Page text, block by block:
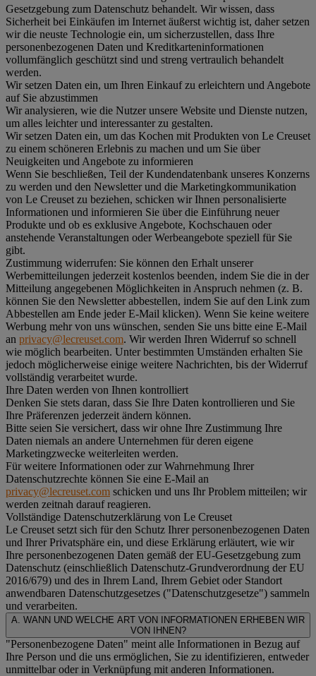
Gesetzgebung zum Datenschutz behandelt. Wir wissen, dass
Sicherheit bei Einkäufen im Internet äußerst wichtig ist, daher setzen
wir die neuste Technologie ein, um sicherzustellen, dass Ihre
personenbezogenen Daten und Kreditkarteninformationen
vollumfänglich geschützt sind und streng vertraulich behandelt
werden.
Wir setzen Daten ein, um Ihren Einkauf zu erleichtern und Angebote
auf Sie abzustimmen
Wir analysieren, wie die Nutzer unsere Website und Dienste nutzen,
um alles leichter und interessanter zu gestalten.
Wir setzen Daten ein, um das Kochen mit Produkten von Le Creuset
zu einem schöneren Erlebnis zu machen und um Sie über
Neuigkeiten und Angebote zu informieren
Wenn Sie beschließen, Teil der Kundendatenbank unseres Konzerns
zu werden und den Newsletter und die Marketingkommunikation
von Le Creuset zu beziehen, schicken wir Ihnen personalisierte
Informationen und informieren Sie über die Einführung neuer
Produkte und ob es exklusive Angebote, Kochschauen oder
anstehende Veranstaltungen oder Werbeangebote speziell für Sie
gibt.
Zustimmung widerrufen: Sie können den Erhalt unserer
Werbemitteilungen jederzeit kostenlos beenden, indem Sie die in der
Mitteilung angegebenen Möglichkeiten in Anspruch nehmen (z. B.
können Sie den Newsletter abbestellen, indem Sie auf den Link zum
Abbestellen am Ende jeder E-Mail klicken). Wenn Sie keine weitere
Werbung mehr von uns wünschen, senden Sie uns bitte eine E-Mail
an privacy@lecreuset.com. Wir werden Ihren Widerruf so schnell
wie möglich bearbeiten. Unter bestimmten Umständen erhalten Sie
jedoch möglicherweise einige weitere Nachrichten, bis der Widerruf
vollständig verarbeitet wurde.
Ihre Daten werden von Ihnen kontrolliert
Denken Sie stets daran, dass Sie Ihre Daten kontrollieren und Sie
Ihre Präferenzen jederzeit ändern können.
Bitte seien Sie versichert, dass wir ohne Ihre Zustimmung Ihre
Daten niemals an andere Unternehmen für deren eigene
Marketingzwecke weiterleiten werden.
Für weitere Informationen oder zur Wahrnehmung Ihrer
Datenschutzrechte können Sie eine E-Mail an
privacy@lecreuset.com schicken und uns Ihr Problem mitteilen; wir
werden zeitnah darauf reagieren.
Vollständige Datenschutzerklärung von Le Creuset
Le Creuset setzt sich für den Schutz Ihrer personenbezogenen Daten
und Ihrer Privatsphäre ein, und diese Erklärung erläutert, wie wir
Ihre personenbezogenen Daten gemäß der EU-Gesetzgebung zum
Datenschutz (einschließlich Datenschutz-Grundverordnung der EU
2016/679) und des in Ihrem Land, Ihrem Gebiet oder Standort
anwendbaren Datenschutzgesetzes ("Datenschutzgesetze") sammeln
und verarbeiten.
A. WANN UND WELCHE ART VON INFORMATIONEN ERHEBEN WIR
VON IHNEN?
"Personenbezogene Daten" meint alle Informationen in Bezug auf
Ihre Person und die uns ermöglichen, Sie zu identifizieren, entweder
unmittelbar oder in Verknüpfung mit anderen Informationen.